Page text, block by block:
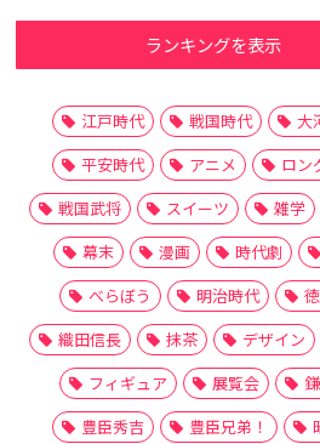
ランキングを表示
江戸時代 戦国時代
大
平安時代
アニメ
ロン
戦国武将
スイーツ 雑学
幕末
漫画 時代劇
べらぼう
明治時代
織田信長
抹茶 デザイン
フィギュア
展覧会
豊臣秀吉
豊臣兄弟！